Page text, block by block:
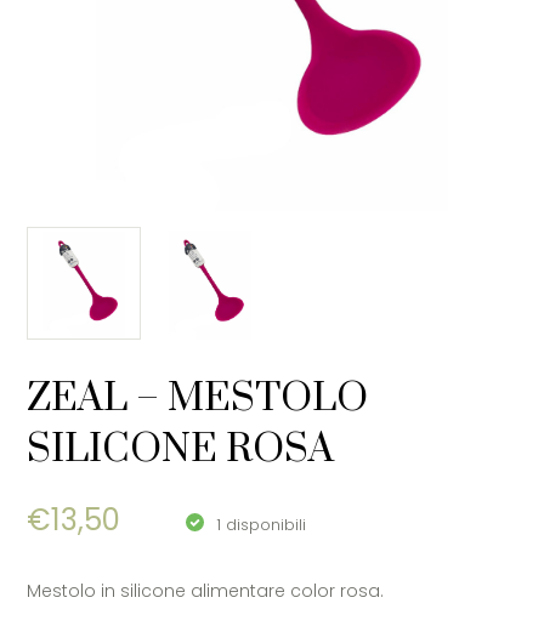
ZEAL – MESTOLO
SILICONE ROSA
€13,50 1 disponibili
Mestolo in silicone alimentare color rosa.